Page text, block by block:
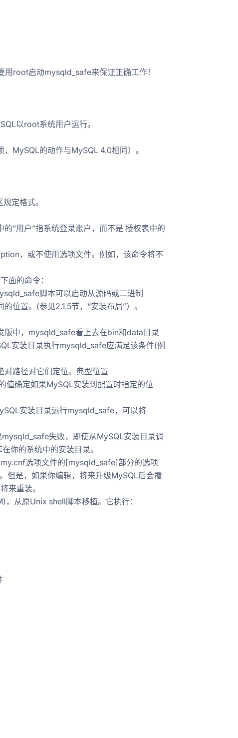
root启动mysqld_safe来保证正确工作！
以root系统用户运行。
MySQL的动作与MySQL 4.0相同）。
定格式。
“用户”指系统登录账户，而不是 授权表中的
，或不使用选项文件。例如，该命令将不
的命令：
脚本可以启动从源码或二进制
位置。(参见2.1.5节，“安装布局”）。
版中，mysqld_safe看上去在bin和data目录
安装目录执行mysqld_safe应满足该条件(例
对路径对它们定位。典型位置
确定如果MySQL安装到配置时指定的位
安装目录运行mysqld_safe，可以将
失败，即使从MySQL安装目录调
你的系统中的安装目录。
选项文件的[mysqld_safe]部分的选项
但是，如果你编辑，将来升级MySQL后会覆
来重装。
从原Unix shell脚本移植。它执行：